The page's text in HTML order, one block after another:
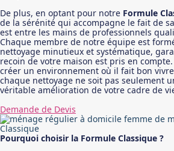
De plus, en optant pour notre Formule
de la sérénité qui accompagne le fait de
est entre les mains de professionnels
Chaque membre de notre équipe est
nettoyage minutieux et systématique,
recoin de votre maison est pris en
créer un environnement où il fait bon
chaque nettoyage ne soit pas seulement
véritable amélioration de votre cadre de
Demande de Devis
Pourquoi choisir la Formule Classique ?